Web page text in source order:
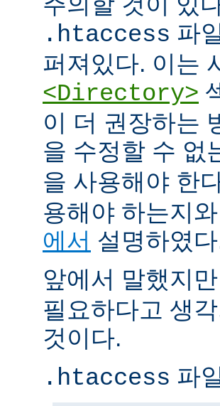
.htaccess 파
퍼져있다. 이는
<Directory>
이 더 권장하는
을 수정할 수 없
을 사용해야 한
용해야 하는지
에서 설명하였
앞에서 말했지
필요하다고 생
것이다.
.htaccess 파